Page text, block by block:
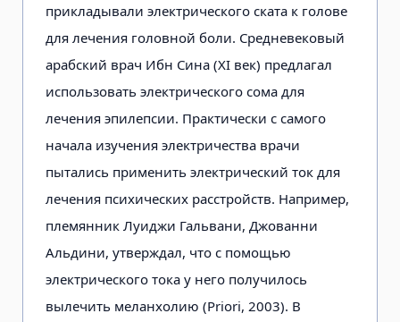
прикладывали электрического ската к голове
для лечения головной боли. Средневековый
арабский врач Ибн Сина (XI век) предлагал
использовать электрического сома для
лечения эпилепсии. Практически с самого
начала изучения электричества врачи
пытались применить электрический ток для
лечения психических расстройств. Например,
племянник Луиджи Гальвани, Джованни
Альдини, утверждал, что с помощью
электрического тока у него получилось
вылечить меланхолию (Priori, 2003). В